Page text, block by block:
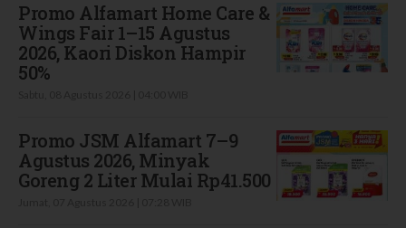
Promo Alfamart Home Care &
Wings Fair 1–15 Agustus
2026, Kaori Diskon Hampir
50%
Promo JSM Alfamart 7–9
Agustus 2026, Minyak
Goreng 2 Liter Mulai Rp41.500